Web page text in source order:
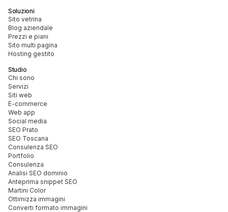
Soluzioni
Sito vetrina
Blog aziendale
Prezzi e piani
Sito multi pagina
Hosting gestito
Studio
Chi sono
Servizi
Siti web
E-commerce
Web app
Social media
SEO Prato
SEO Toscana
Consulenza SEO
Portfolio
Consulenza
Analisi SEO dominio
Anteprima snippet SEO
Martini Color
Ottimizza immagini
Converti formato immagini